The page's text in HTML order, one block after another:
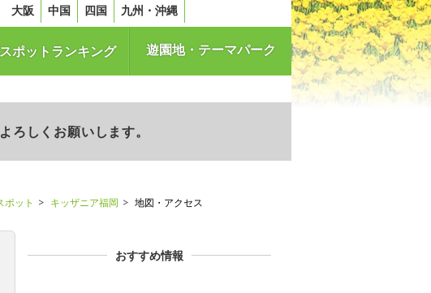
大阪 中国 四国 九州・沖縄
ポットランキング 遊園地・テーマパーク
しくお願いします。
ポット キッザニア福岡 地図・アクセス
おすすめ情報